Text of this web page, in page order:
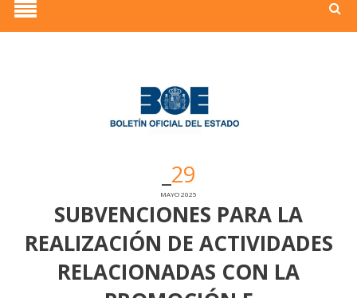
29
MAYO 2025
SUBVENCIONES PARA LA
REALIZACIÓN DE ACTIVIDADES
RELACIONADAS CON LA